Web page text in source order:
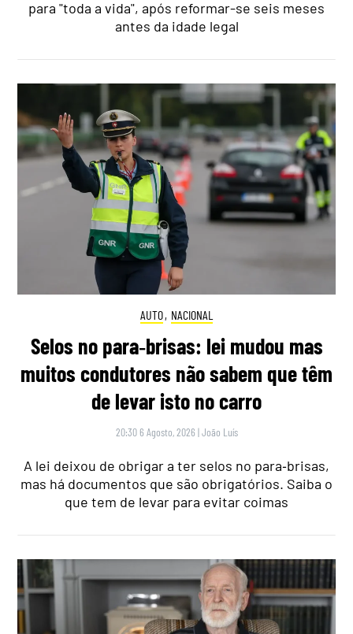
para "toda a vida", após reformar-se seis meses
antes da idade legal
AUTO, NACIONAL
Selos no para‑brisas: lei mudou mas
muitos condutores não sabem que têm
de levar isto no carro
20:30 6 Agosto, 2026 |João Luís
A lei deixou de obrigar a ter selos no para‑brisas,
mas há documentos que são obrigatórios. Saiba o
que tem de levar para evitar coimas